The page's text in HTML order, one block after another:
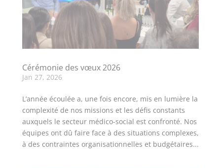
Cérémonie des vœux 2026
Jan 27, 2026
L’année écoulée a, une fois encore, mis en lumière la
complexité de nos missions et les défis constants
auxquels le secteur médico-social est confronté. Nos
équipes ont dû faire face à des situations complexes,
à des contraintes organisationnelles et budgétaires...